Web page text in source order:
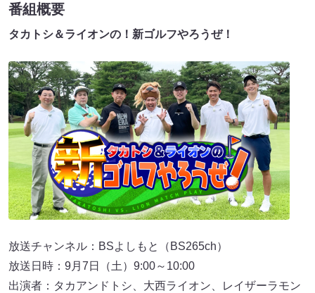
番組概要
タカトシ＆ライオンの！新ゴルフやろうぜ！
放送チャンネル：BSよしもと（BS265ch）
放送日時：9月7日（土）9:00～10:00
出演者：タカアンドトシ、大西ライオン、レイザーラモン